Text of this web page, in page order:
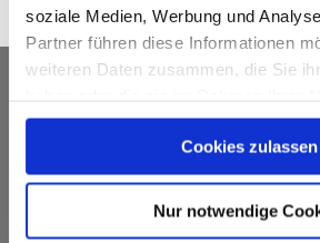
soziale Medien, Werbung und
Partner führen diese Informationen
weiteren Daten zusammen, die Sie
gesammelt haben.
Cookies zulassen
Nur notwendige
83229 Aschau im Chiemgau